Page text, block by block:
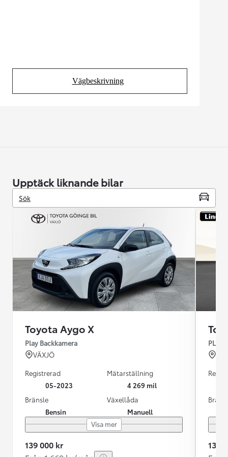
Vägbeskrivning
(Opens in new tab)
Upptäck liknande bilar
Sök
Toyota Aygo X
Play Backkamera
VÄXJÖ
Registrerad
05-2023
Mätarställning
4 269 mil
Bränsle
Bensin
Växellåda
Manuell
Visa mer
139 000 kr
139